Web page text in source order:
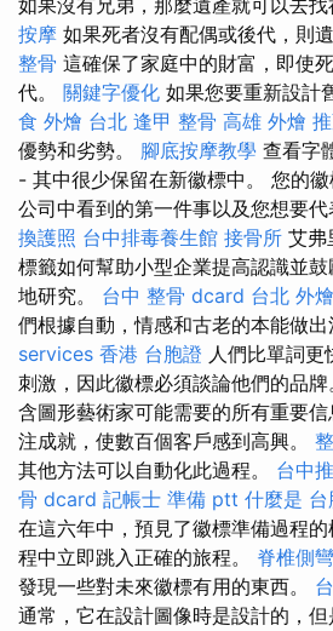
如果沒有兄弟，那麼遺產就可以去找
按摩 如果死者沒有配偶或後代，則
整骨 這確保了家庭中的財富，即使
代。 關鍵字優化 如果您要重新設計
食 外燴 台北 逢甲 整骨 高雄 外燴
優勢和劣勢。 腳底按摩教學 查看字
- 其中很少保留在新徽標中。 您的
公司中看到的第一件事以及您想要代
換護照 台中排毒養生館 接骨所 艾弗
標籤如何幫助小型企業提高認識並
地研究。 台中 整骨 dcard 台北 外燴
們根據自動，情感和古老的本能做出
services 香港 台胞證 人們比單詞更
刺激，因此徽標必須談論他們的品牌
含圖形藝術家可能需要的所有重要
注成就，使數百個客戶感到高興。
其他方法可以自動化此過程。 台中
骨 dcard 記帳士 準備 ptt 什麼是
在這六年中，預見了徽標準備過程
程中立即跳入正確的旅程。 脊椎側彎
發現一些對未來徽標有用的東西。
通常，它在設計圖像時是設計的，